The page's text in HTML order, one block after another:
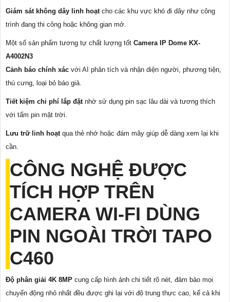
Giám sát không dây linh hoạtcho các khu vực khó đi dây như công
trình đang thi công hoặc không gian mở.
Một số sản phẩm tương tự chất lượng tốt Camera IP Dome KX-
A4002N3
Cảnh báo chính xác với AI phân tích và nhận diện người, phương tiện,
thú cưng, loại bỏ báo giả.
Tiết kiệm chi phí lắp đặtnhờ sử dụng pin sạc lâu dài và tương thích
với tấm pin mặt trời.
Lưu trữ linh hoạtqua thẻ nhớ hoặc đám mây giúp dễ dàng xem lại khi
cần.
CÔNG NGHỆ ĐƯỢC
TÍCH HỢP TRÊN
CAMERA WI-FI DÙNG
PIN NGOÀI TRỜI TAPO
C460
Độ phân giải 4K 8MP cung cấp hình ảnh chi tiết rõ nét, đảm bảo mọi
chuyển động nhỏ nhất đều được ghi lại với độ trung thực cao, kể cả khi